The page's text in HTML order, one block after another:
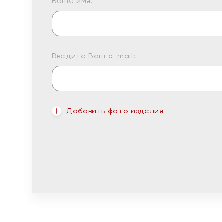
Введите Ваш e-mail:
Добавить фото изделия